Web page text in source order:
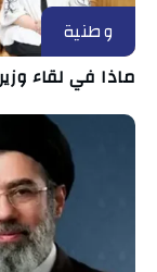
وطنية
ماذا في لقاء